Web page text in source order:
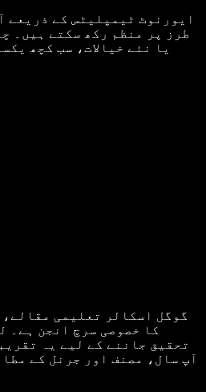
ایورنوٹ ٹیمپلیٹس کے ذریعے
طرز پر منظم رکھ سکتے ہیں۔
یا نئے خیالات، سب کچھ
گوگل اسکالر تعلیمی مقالے،
کا خصوصی سرچ انجن ہے۔
تحقیق جاننے کے لیے یہ
آپ سال، مصنف اور جرنل کے